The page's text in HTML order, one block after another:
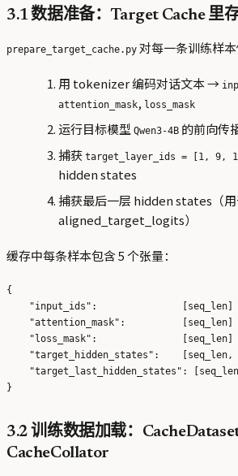
3.1 数据准备：Target Cache 里
prepare_target_cache.py 对每一条训练样本
用 tokenizer 编码对话文本 →
attention_mask, loss_mask
运行目标模型 Qwen3-4B 的前向传
捕获 target_layer_ids = [1, 9,
hidden states
捕获最后一层 hidden states（
aligned_target_logits）
缓存中每条样本包含 5 个张量：
{
"input_ids":               [seq_len]
"attention_mask":          [seq_len]
"loss_mask":               [seq_len]
"target_hidden_states":
"target_last_hidden_states":
3.2 训练数据加载：
CacheCollator